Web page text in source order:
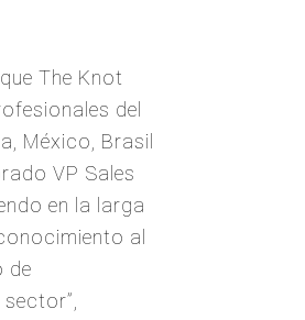
The Knot
del
México, Brasil
VP Sales
en la larga
al
de